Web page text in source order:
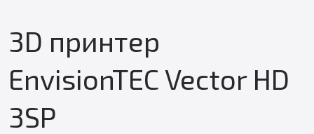
3D принтер
EnvisionTEC Vector HD
3SP